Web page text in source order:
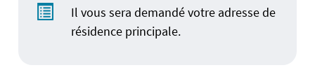
Il vous sera demandé votre adresse de
résidence principale.